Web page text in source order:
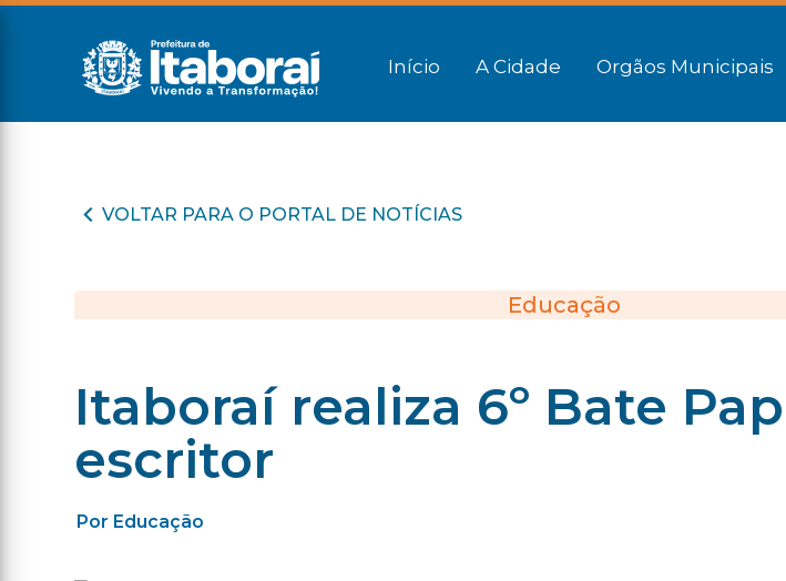
Início A Cidade Orgãos Municipais
VOLTAR PARA O PORTAL DE NOTÍCIAS
Educação
Itaboraí realiza 6º Bate
escritor
Por Educação